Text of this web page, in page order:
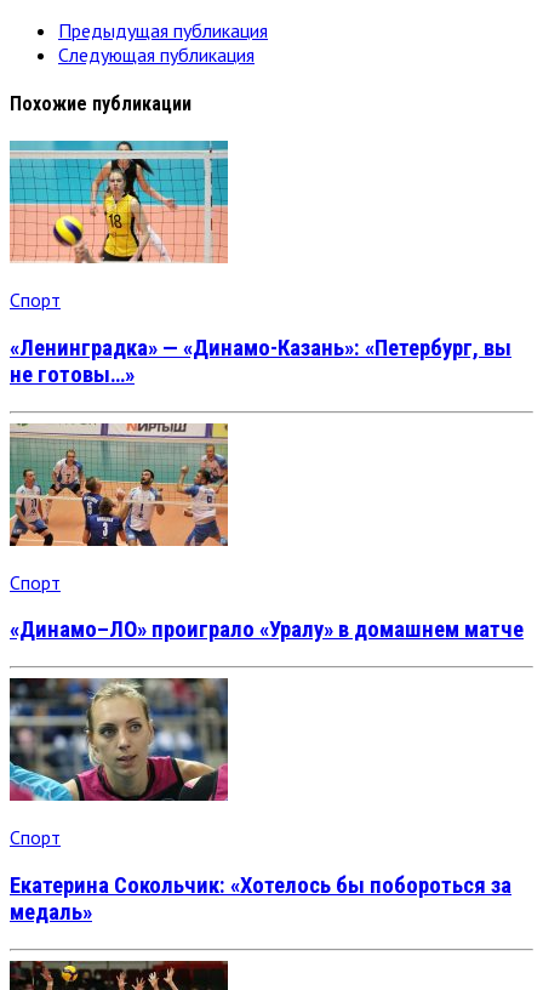
Предыдущая публикация
Следующая публикация
Похожие публикации
Спорт
«Ленинградка» — «Динамо-Казань»: «Петербург, вы
не готовы…»
Спорт
«Динамо–ЛО» проиграло «Уралу» в домашнем матче
Спорт
Екатерина Сокольчик: «Хотелось бы побороться за
медаль»